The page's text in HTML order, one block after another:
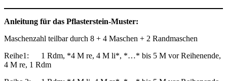
Anleitung für das Pflasterstein-Muster:
Maschenzahl teilbar durch 8 + 4 Maschen + 2 Randmaschen
Reihe1: 1 Rdm, *4 M re, 4 M li*, *…* bis 5 M vor Reihenende,
4 M re, 1 Rdm